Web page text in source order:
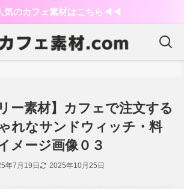
のカフェ素材はこちら◀︎◀︎
リー素材】カフェで注文する
れなサンドウィッチ・料
メージ画像０３
年7月19日 2025年10月25日